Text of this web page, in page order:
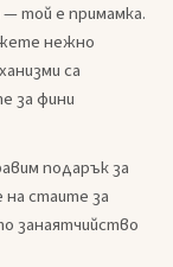
той е примамка.
нежно
са
за фини
подарък за
стаите за
занаятчийство